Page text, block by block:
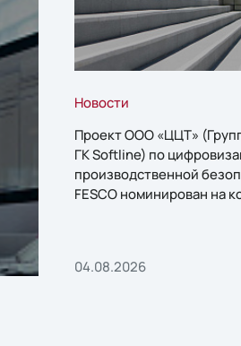
Новости
Проект ООО «ЦЦТ»
ГК Softline) по
производственной
FESCO номинирован на
04.08.2026